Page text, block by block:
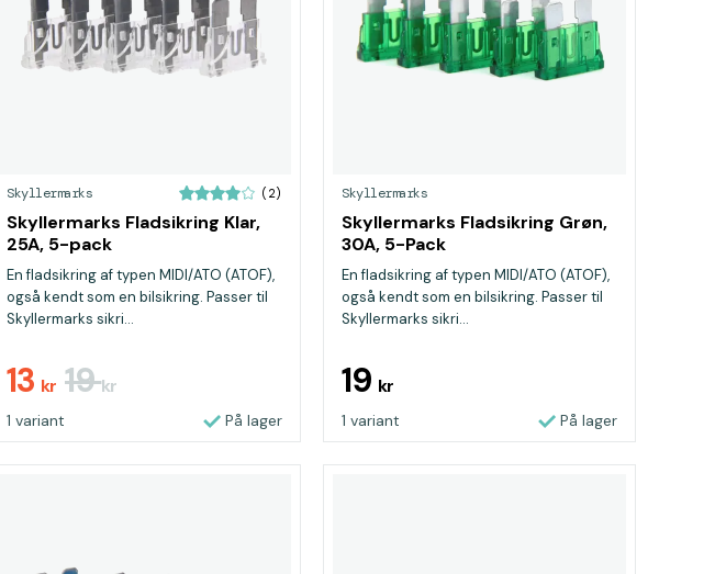
Skyllermarks (2)
Skyllermarks Fladsikring Klar,
25A, 5-pack
En fladsikring af typen MIDI/ATO (ATOF),
også kendt som en bilsikring. Passer til
Skyllermarks sikri...
13 kr 19kr
1 variant På lager
Skyllermarks
Skyllermarks Fladsikring Grøn,
30A, 5-Pack
En fladsikring af typen MIDI/ATO (ATOF),
også kendt som en bilsikring. Passer til
Skyllermarks sikri...
19 kr
1 variant På lager